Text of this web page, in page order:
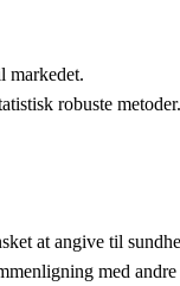
markedet.
robuste
at angive til
med